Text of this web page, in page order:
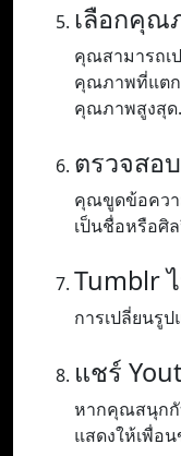
เลือกคุณ
คุณสามารถเ
คุณภาพที่แตก
คุณภาพสูงสุด.
ตรวจสอ
คุณขูดข้อควา
เป็นชื่อหรือศิ
Tumblr
การเปลี่ยนรูป
แชร์
หากคุณสนุกกั
แสดงให้เพื่อ